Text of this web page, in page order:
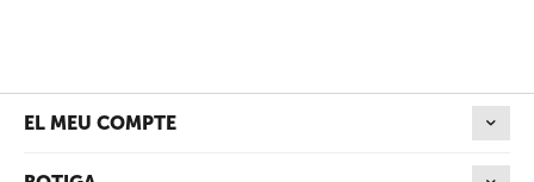
EL MEU COMPTE